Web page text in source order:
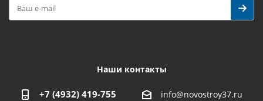
Наши контакты
+7 (4932) 419-755 info@novostroy37.ru